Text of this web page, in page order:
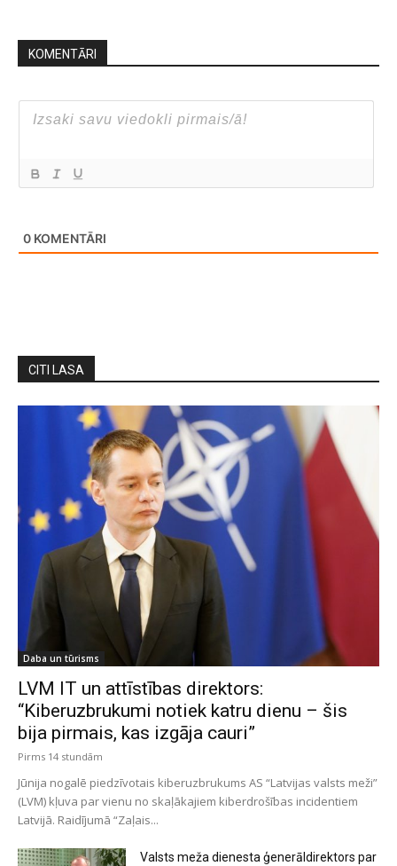
KOMENTĀRI
0 KOMENTĀRI
CITI LASA
Daba un tūrisms
LVM IT un attīstības direktors:
“Kiberuzbrukumi notiek katru dienu – šis
bija pirmais, kas izgāja cauri”
Pirms 14 stundām
Jūnija nogalē piedzīvotais kiberuzbrukums AS “Latvijas valsts meži”
(LVM) kļuva par vienu no skaļākajiem kiberdrošības incidentiem
Latvijā. Raidījumā “Zaļais...
Valsts meža dienesta ģenerāldirektors par